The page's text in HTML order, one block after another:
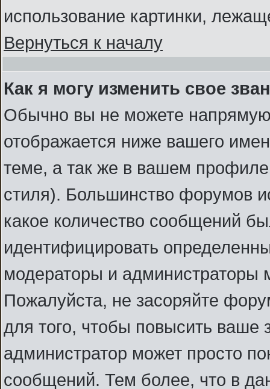
использование картинки,
Вернуться к началу
Как я могу изменить свое
Обычно вы не можете напрямую
отображается ниже вашего
теме, а так же в вашем
стиля). Большинство форумов
какое количество сообщений
идентифицировать
модераторы и администраторы
Пожалуйста, не засоряйте
для того, чтобы повысить ваше
администратор может просто
сообщений. Тем более, что в